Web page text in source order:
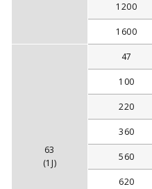
1200
1600
63
(1J)
47
100
220
360
560
620